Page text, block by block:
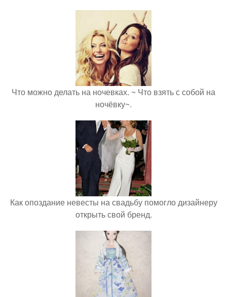
Что можно делать на ночевках. ~ Что взять с собой на
ночёвку~.
Как опоздание невесты на свадьбу помогло дизайнеру
открыть свой бренд.